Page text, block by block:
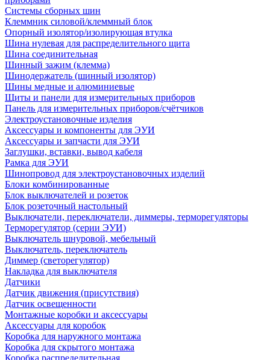
Системы сборных шин
Клеммник силовой/клеммный блок
Опорный изолятор/изолирующая втулка
Шина нулевая для распределительного щита
Шина соединительная
Шинный зажим (клемма)
Шинодержатель (шинный изолятор)
Шины медные и алюминиевые
Щиты и панели для измерительных приборов
Панель для измерительных приборов/счётчиков
Электроустановочные изделия
Аксессуары и компоненты для ЭУИ
Аксессуары и запчасти для ЭУИ
Заглушки, вставки, вывод кабеля
Рамка для ЭУИ
Шинопровод для электроустановочных изделий
Блоки комбинированные
Блок выключателей и розеток
Блок розеточный настольный
Выключатели, переключатели, диммеры, терморегуляторы
Терморегулятор (серии ЭУИ)
Выключатель шнуровой, мебельный
Выключатель, переключатель
Диммер (светорегулятор)
Накладка для выключателя
Датчики
Датчик движения (присутствия)
Датчик освещенности
Монтажные коробки и аксессуары
Аксессуары для коробок
Коробка для наружного монтажа
Коробка для скрытого монтажа
Коробка распределительная